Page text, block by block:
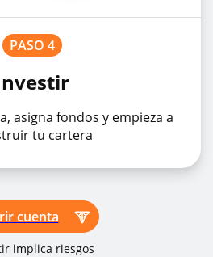
PASO 4
asigna fondos y empieza a
tu cartera
cuenta
implica riesgos